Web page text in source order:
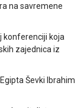
na savremene
konferenciji koja
zajednica iz
Ševki Ibrahim